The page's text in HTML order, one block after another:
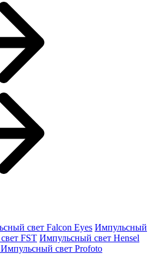
свет Falcon Eyes Импульсный
FST Импульсный свет Hensel
Импульсный свет Profoto